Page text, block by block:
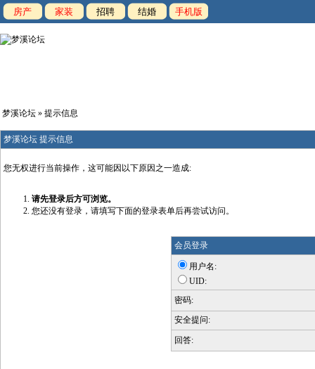
房产 家装 招聘 结婚 手机版
梦溪论坛 » 提示信息
梦溪论坛 提示信息
您无权进行当前操作，这可能因以下原因之一造成:
请先登录后方可浏览。
您还没有登录，请填写下面的登录表单后再尝试访问。
会员登录
用户名:
UID:
密码:
安全提问:
回答: